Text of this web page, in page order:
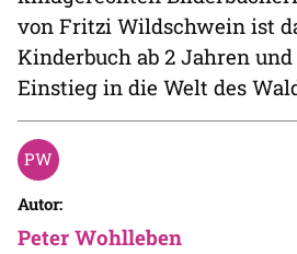
von Fritzi Wildschwein ist
Kinderbuch ab 2 Jahren
Einstieg in die Welt des
Autor:
Peter Wohlleben